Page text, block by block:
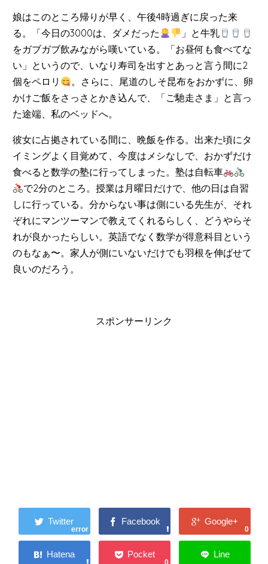
娘はこのところ帰りが早く、午後4時過ぎに戻った来
る。「今日の3000は、ダメだった
」と牛乳
をガブガブ飲みながら嘆いている。「お昼何も食べてな
い」というので、いなり寿司を出すとあっと言う間に2
個をペロリ
。さらに、尾道のしそ昆布をおかずに、卵
かけご飯をさっさとかき込んで、「ご馳走さま」と言っ
た途端、私のベッドへ。
彼女に占拠されている間に、晩飯を作る。出来た頃にタ
イミングよく目覚めて、今度はメシなしで、おかずだけ
食べると数学の塾に行ってしまった。塾は自転車
で2分のところ。授業は月曜日だけで、他の日は自習
しに行っている。分からない事は側にいる先生が、それ
ぞれにマンツーマンで教えてくれるらしく、どうやらそ
れが良かったらしい。英語でなく数学が得意科目という
のもなぁ〜。家人が側にいないだけでも羽根を伸ばせて
良いのだろう。
スポンサーリンク
error 0